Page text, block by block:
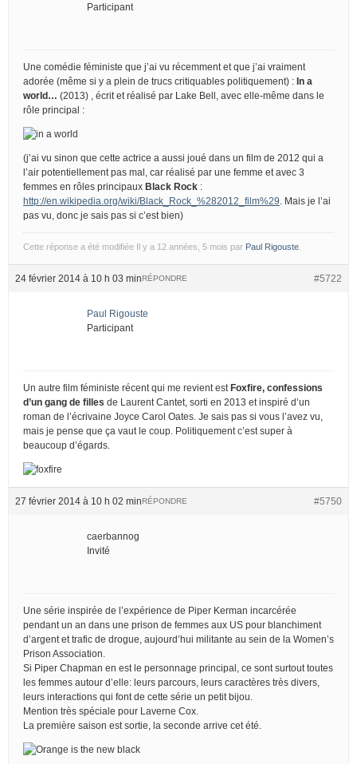
Participant
Une comédie féministe que j’ai vu récemment et que j’ai vraiment
adorée (même si y a plein de trucs critiquables politiquement) : In a
world… (2013) , écrit et réalisé par Lake Bell, avec elle-même dans le
rôle principal :
(j’ai vu sinon que cette actrice a aussi joué dans un film de 2012 qui a
l’air potentiellement pas mal, car réalisé par une femme et avec 3
femmes en rôles principaux Black Rock :
http://en.wikipedia.org/wiki/Black_Rock_%282012_film%29 . Mais je l’ai
pas vu, donc je sais pas si c’est bien)
Cette réponse a été modifiée Il y a 12 années, 5 mois par Paul Rigouste
24 février 2014 à 10 h 03 min #5722
RÉPONDRE
Paul Rigouste
Participant
Un autre film féministe récent qui me revient est Foxfire, confessions
d’un gang de filles de Laurent Cantet, sorti en 2013 et inspiré d’un
roman de l’écrivaine Joyce Carol Oates. Je sais pas si vous l’avez vu,
mais je pense que ça vaut le coup. Politiquement c’est super à
beaucoup d’égards.
27 février 2014 à 10 h 02 min #5750
RÉPONDRE
caerbannog
Invité
Une série inspirée de l’expérience de Piper Kerman incarcérée
pendant un an dans une prison de femmes aux US pour blanchiment
d’argent et trafic de drogue, aujourd’hui militante au sein de la Women’s
Prison Association.
Si Piper Chapman en est le personnage principal, ce sont surtout toutes
les femmes autour d’elle: leurs parcours, leurs caractères très divers,
leurs interactions qui font de cette série un petit bijou.
Mention très spéciale pour Laverne Cox.
La première saison est sortie, la seconde arrive cet été.